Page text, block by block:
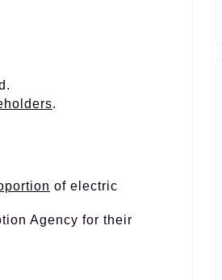
.
of electric
Agency for their